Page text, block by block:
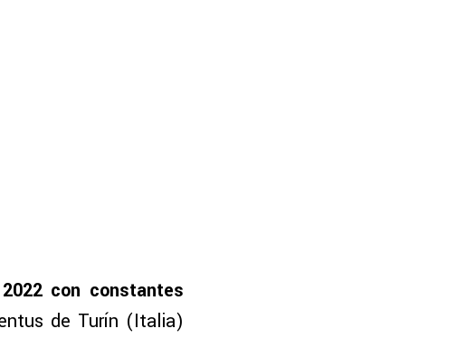
con constantes
de Turín (Italia)